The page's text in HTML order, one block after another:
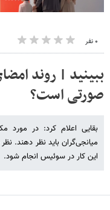
۰ نفر
ببینید | روند
صورتی است؟
بقایی اعلام کرد: در مورد
میانجی‌گران باید نظر دهند.
این کار در سوئیس انجام شود.